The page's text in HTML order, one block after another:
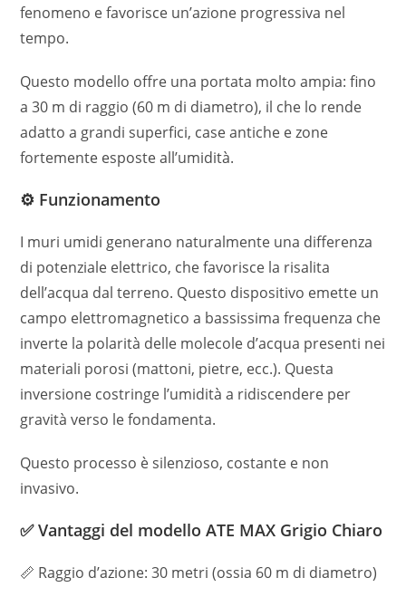
fenomeno e favorisce un’azione progressiva nel
tempo.
Questo modello offre una portata molto ampia: fino
a 30 m di raggio (60 m di diametro), il che lo rende
adatto a grandi superfici, case antiche e zone
fortemente esposte all’umidità.
⚙️ Funzionamento
I muri umidi generano naturalmente una differenza
di potenziale elettrico, che favorisce la risalita
dell’acqua dal terreno. Questo dispositivo emette un
campo elettromagnetico a bassissima frequenza che
inverte la polarità delle molecole d’acqua presenti nei
materiali porosi (mattoni, pietre, ecc.). Questa
inversione costringe l’umidità a ridiscendere per
gravità verso le fondamenta.
Questo processo è silenzioso, costante e non
invasivo.
✅ Vantaggi del modello ATE MAX Grigio Chiaro
📏 Raggio d’azione: 30 metri (ossia 60 m di diametro)